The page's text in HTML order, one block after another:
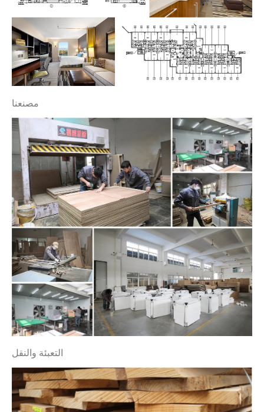
مصنعنا
التعبئة والنقل